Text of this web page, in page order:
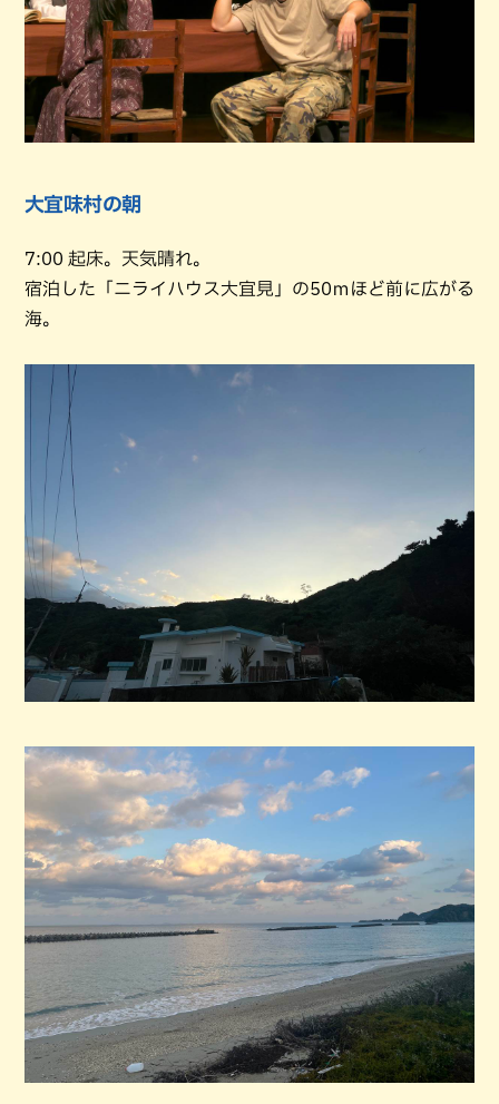
大宜味村の朝
7:00 起床。天気晴れ。
宿泊した「ニライハウス大宜見」の50ｍほど前に広がる
海。